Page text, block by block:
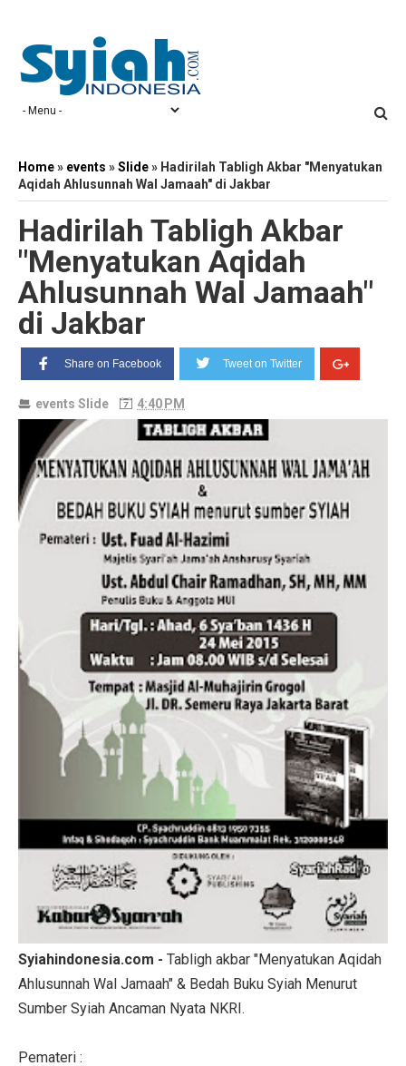
Home» events »Slide» Hadirilah Tabligh Akbar "Menyatukan
Aqidah Ahlusunnah Wal Jamaah" di Jakbar
Hadirilah Tabligh Akbar
"Menyatukan Aqidah
Ahlusunnah Wal Jamaah"
di Jakbar
Share on Facebook Tweet on Twitter
events Slide 4:40 PM
Syiahindonesia.com - Tabligh akbar "Menyatukan Aqidah
Ahlusunnah Wal Jamaah" & Bedah Buku Syiah Menurut
Sumber Syiah Ancaman Nyata NKRI.
Pemateri :